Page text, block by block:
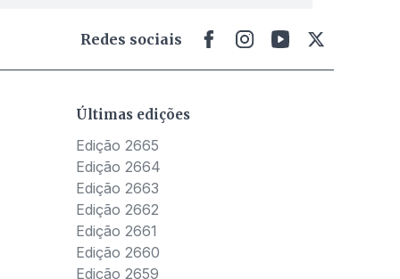
Redes sociais
Últimas edições
Edição 2665
Edição 2664
Edição 2663
Edição 2662
Edição 2661
Edição 2660
Edição 2659